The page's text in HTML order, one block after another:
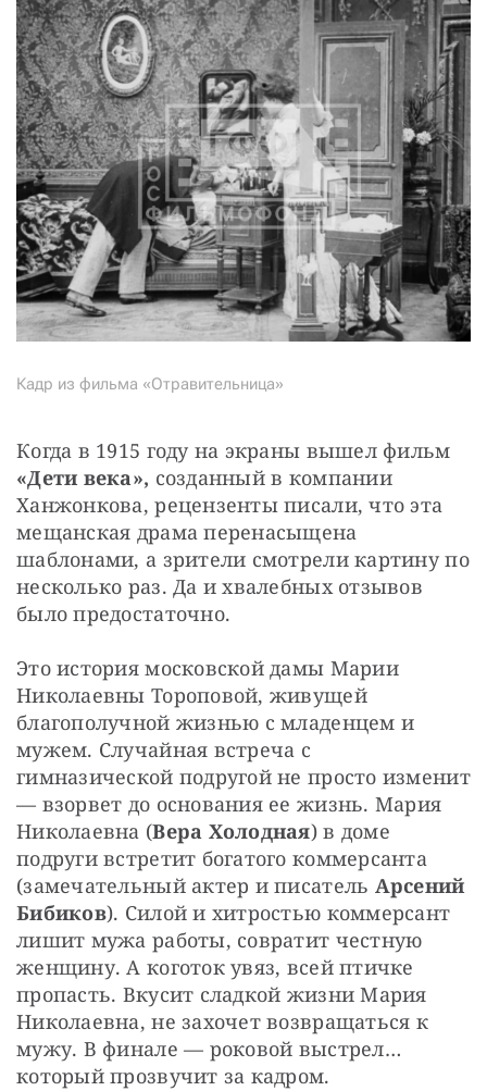
Кадр из фильма «Отравительница»
«Дети века», созданный в компании
Ханжонкова, рецензенты писали, что эта
мещанская драма перенасыщена
шаблонами, а зрители смотрели картину по
несколько раз. Да и хвалебных отзывов
было предостаточно.
Это история московской дамы Марии
Николаевны Тороповой, живущей
благополучной жизнью с младенцем и
мужем. Случайная встреча с
гимназической подругой не просто изменит
— взорвет до основания ее жизнь. Мария
Николаевна (Вера Холодная) в доме
подруги встретит богатого коммерсанта
(замечательный актер и писатель Арсений
Бибиков). Силой и хитростью коммерсант
лишит мужа работы, совратит честную
женщину. А коготок увяз, всей птичке
пропасть. Вкусит сладкой жизни Мария
Николаевна, не захочет возвращаться к
мужу. В финале — роковой выстрел…
который прозвучит за кадром.